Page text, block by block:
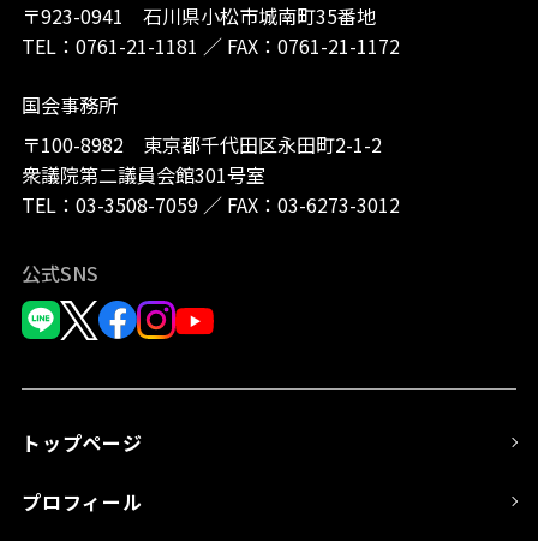
〒923-0941 石川県小松市城南町35番地
TEL： 0761-21-1181 ／ FAX：0761-21-1172
国会事務所
〒100-8982 東京都千代田区永田町2-1-2
衆議院第二議員会館301号室
TEL： 03-3508-7059／ FAX：03-6273-3012
公式SNS
トップページ
プロフィール